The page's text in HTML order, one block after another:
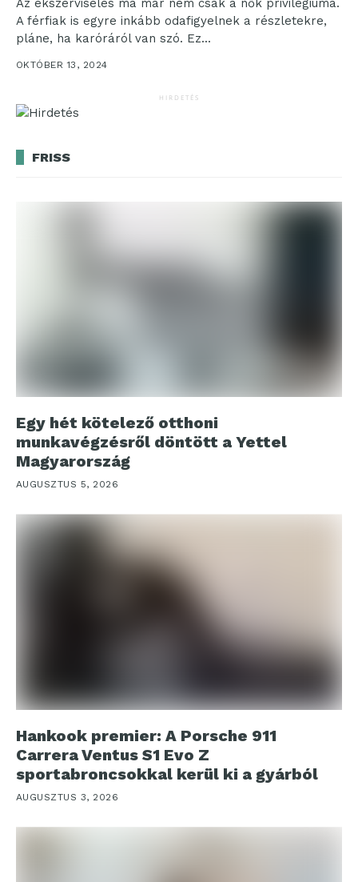
Az ékszerviselés ma már nem csak a nők privilégiuma.
A férfiak is egyre inkább odafigyelnek a részletekre,
pláne, ha karóráról van szó. Ez...
OKTÓBER 13, 2024
HIRDETÉS
FRISS
Egy hét kötelező otthoni
munkavégzésről döntött a Yettel
Magyarország
AUGUSZTUS 5, 2026
Hankook premier: A Porsche 911
Carrera Ventus S1 Evo Z
sportabroncsokkal kerül ki a gyárból
AUGUSZTUS 3, 2026